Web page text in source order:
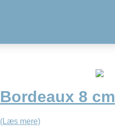
Bordeaux 8 cm
(Læs mere)